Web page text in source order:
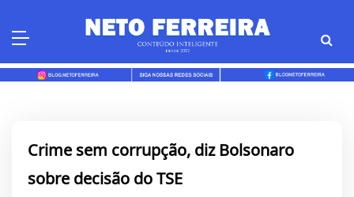
Crime sem corrupção, diz Bolsonaro
sobre decisão do TSE